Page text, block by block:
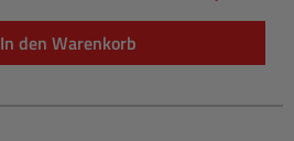
In den Warenkorb